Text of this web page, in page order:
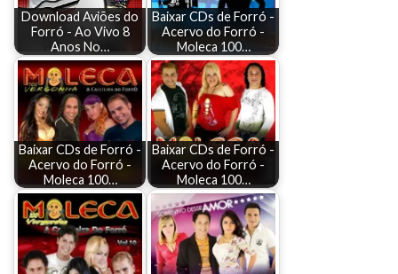
Download Aviões do
Forró - Ao Vivo 8
Anos No…
Baixar CDs de Forró -
Acervo do Forró -
Moleca 100…
Baixar CDs de Forró -
Acervo do Forró -
Moleca 100…
Baixar CDs de Forró -
Acervo do Forró -
Moleca 100…